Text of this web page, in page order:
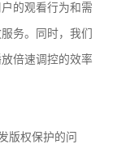
的观看行为和需
务。同时，我们
倍速调控的效率
版权保护的问